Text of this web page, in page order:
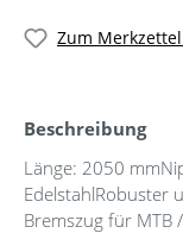
Zum
Beschreibung
Länge: 2050
EdelstahlRobuster
Bremszug für MTB